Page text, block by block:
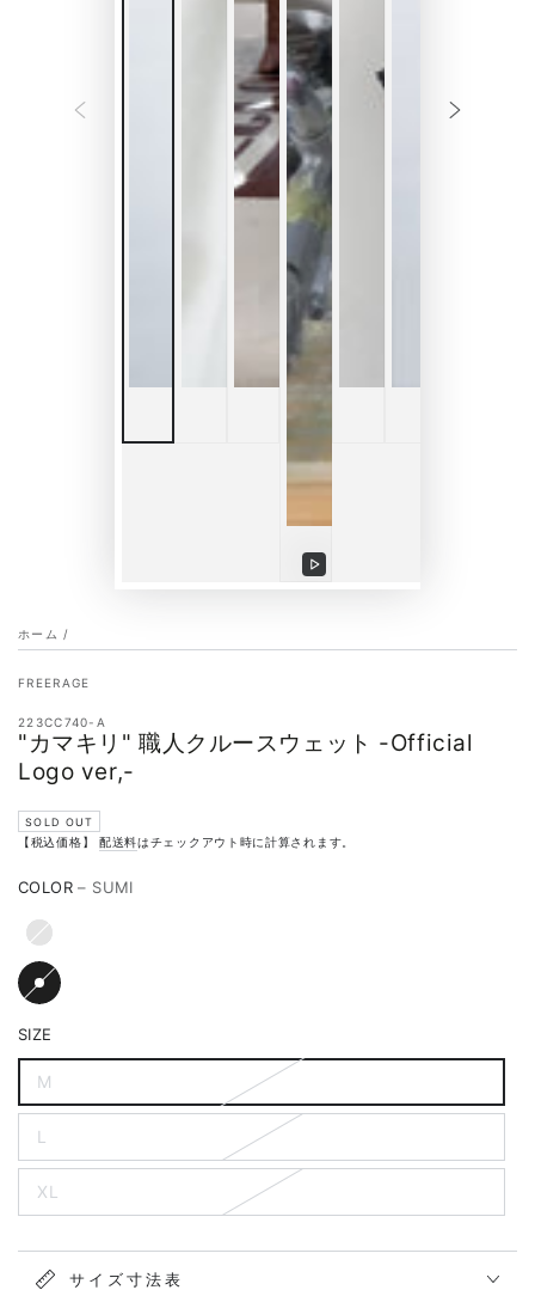
動
す
ホーム /
FREERAGE
223CC740-A
"カマキリ" 職人クルースウェット -Official
Logo ver,-
SOLD OUT
【税込価格】 配送料はチェックアウト時に計算されます。
COLOR– SUMI
SIZE
M
L
XL
サイズ寸法表